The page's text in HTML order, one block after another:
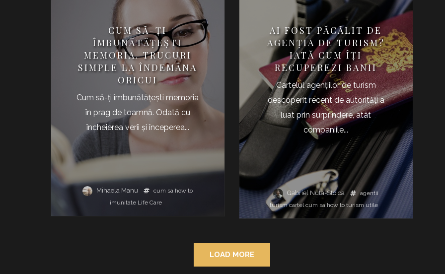
CUM SĂ-ȚI
ÎMBUNĂTĂȚEȘTI
MEMORIA. TRUCURI
SIMPLE LA ÎNDEMÂNA
ORICUI
Cum să-ți îmbunătățești memoria
în prag de toamnă. Odată cu
încheierea verii și începerea...
Mihaela Manu cum sa how to
imunitate Life Care
AI FOST PĂCĂLIT DE
AGENȚIA DE TURISM?
IATĂ CUM ÎȚI
RECUPEREZI BANII
Cartelul agențiilor de turism
descoperit recent de autorități a
luat prin surprindere, atât
companiile...
Gabriel Nuta-Stoica
agentii
turism cartel cum sa how to turism utile
LOAD MORE